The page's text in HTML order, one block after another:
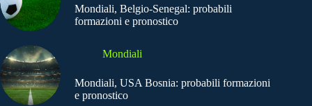
Mondiali, Belgio-Senegal: probabili
formazioni e pronostico
Mondiali
Mondiali, USA Bosnia: probabili formazioni
e pronostico